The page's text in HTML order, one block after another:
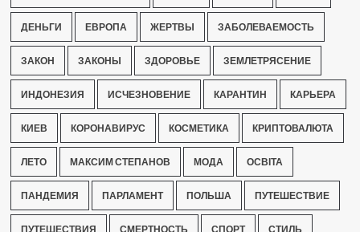
ДЕНЬГИ ЕВРОПА ЖЕРТВЫ ЗАБОЛЕВАЕМОСТЬ
ЗАКОН ЗАКОНЫ ЗДОРОВЬЕ ЗЕМЛЕТРЯСЕНИЕ
ИНДОНЕЗИЯ ИСЧЕЗНОВЕНИЕ КАРАНТИН КАРЬЕРА
КИЕВ КОРОНАВИРУС КОСМЕТИКА КРИПТОВАЛЮТА
ЛЕТО МАКСИМ СТЕПАНОВ МОДА ОСВІТА
ПАНДЕМИЯ ПАРЛАМЕНТ ПОЛЬША ПУТЕШЕСТВИЕ
ПУТЕШЕСТВИЯ СМЕРТНОСТЬ СПОРТ СТИЛЬ